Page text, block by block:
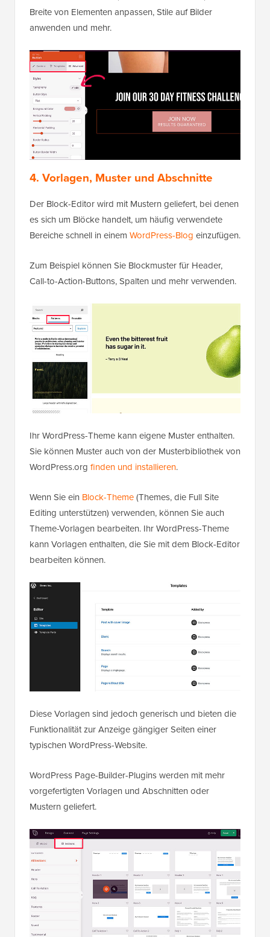
Breite von Elementen anpassen, Stile auf Bilder
anwenden und mehr.
4. Vorlagen, Muster und Abschnitte
Der Block-Editor wird mit Mustern geliefert, bei denen
es sich um Blöcke handelt, um häufig verwendete
Bereiche schnell in einem WordPress-Blog einzufügen.
Zum Beispiel können Sie Blockmuster für Header,
Call-to-Action-Buttons, Spalten und mehr verwenden.
Ihr WordPress-Theme kann eigene Muster enthalten.
Sie können Muster auch von der Musterbibliothek von
WordPress.org finden und installieren.
Wenn Sie ein Block-Theme(Themes, die Full Site
Editing unterstützen) verwenden, können Sie auch
Theme-Vorlagen bearbeiten. Ihr WordPress-Theme
kann Vorlagen enthalten, die Sie mit dem Block-Editor
bearbeiten können.
Diese Vorlagen sind jedoch generisch und bieten die
Funktionalität zur Anzeige gängiger Seiten einer
typischen WordPress-Website.
WordPress Page-Builder-Plugins werden mit mehr
vorgefertigten Vorlagen und Abschnitten oder
Mustern geliefert.